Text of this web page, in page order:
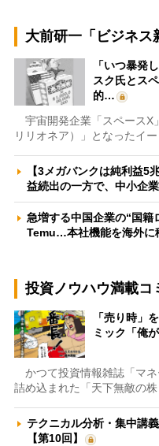
大前研一「ビジネス
「いつ暴発
スク氏とス
的…
宇宙開発企業「スペースX
リリオネア）」となったイ
【3メガバンクは純利益5
益続出の一方で、中小企
急増する中国企業の“国
Temu…本社機能を海外
投資ノウハウ満載コ
「売り時」
ミック「俺
かつて投資情報雑誌「マ
詰め込まれた「天下無敵の
テクニカル分析・集中講
【第10回】